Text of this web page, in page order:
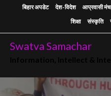
बिहार अपडेट देश-विदेश आप्रवासी मंच
शिक्षा
संस्कृति
Swatva Samachar